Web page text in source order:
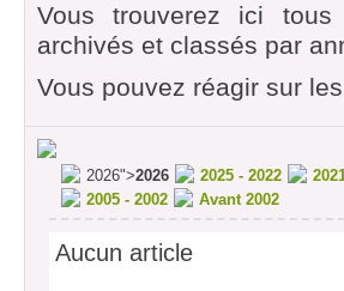
Vous trouverez ici
archivés et classés par
Vous pouvez réagir sur
2026">2026 2025 - 2022
2005 - 2002
Avant 2002
Aucun article